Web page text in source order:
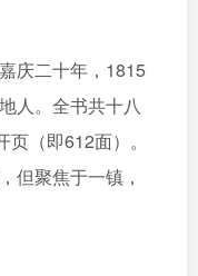
庆二十年，1815
人。全书共十八
（即612面）。
但聚焦于一镇，